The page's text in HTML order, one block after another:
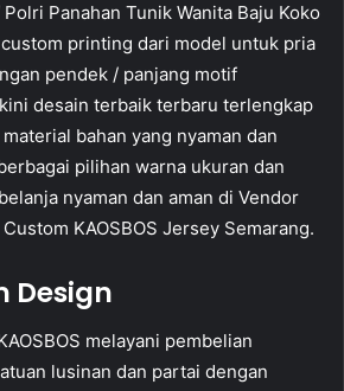
Panahan Tunik Wanita Baju Koko
printing dari model untuk pria
pendek / panjang motif
desain terbaik terbaru terlengkap
bahan yang nyaman dan
pilihan warna ukuran dan
nyaman dan aman di Vendor
KAOSBOS Jersey Semarang.
Design
melayani pembelian
lusinan dan partai dengan